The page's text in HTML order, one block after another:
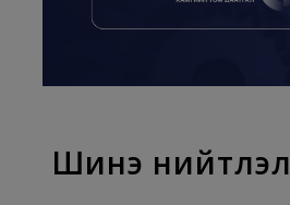
Шинэ нийтлэл